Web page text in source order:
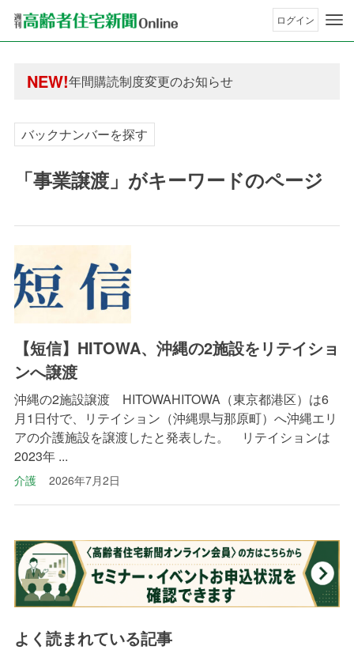
ログイン
NEW!
年間購読制度変更のお知らせ
年間購読制度変更のお知らせ
バックナンバーを探す
「事業譲渡」がキーワードのページ
【短信】HITOWA、沖縄の2施設をリテイショ
ンへ譲渡
沖縄の2施設譲渡 HITOWAHITOWA（東京都港区）は6
月1日付で、リテイション（沖縄県与那原町）へ沖縄エリ
アの介護施設を譲渡したと発表した。 リテイションは
2023年 ...
介護 2026年7月2日
よく読まれている記事